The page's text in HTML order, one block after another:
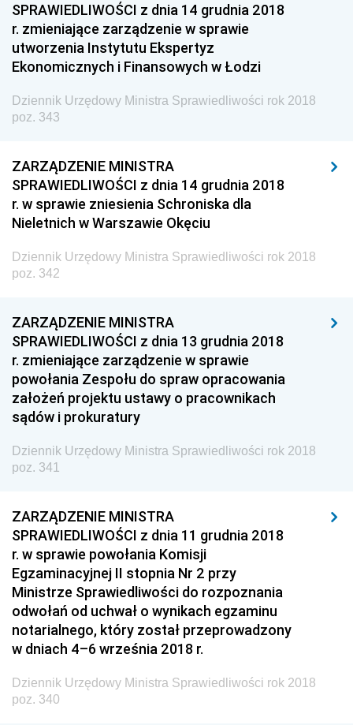
z 18 września 2018 pozycja 269
z 14 września 2018 pozycja 268
z 11 września 2018 pozycja 267
z 7 września 2018 pozycja 266
z 4 września 2018 pozycja 259
z 30 sierpnia 2018 pozycje 235-258
z 28 sierpnia 2018 pozycje 229-234
z 24 sierpnia 2018 pozycje 227-228
z 14 sierpnia 2018 pozycja 224
z 10 sierpnia 2018 pozycje 222-223
z 6 sierpnia 2018 pozycja 221
z 2 sierpnia 2018 pozycje 214-220
z 31 lipca 2018 pozycje 211-213
z 20 lipca 2018 pozycja 208
z 19 lipca 2018 pozycja 207
z 12 lipca 2018 pozycja 206
z 11 lipca 2018 pozycja 205
z 6 lipca 2018 pozycje 203-204
z 22 czerwca 2018 pozycja 197
SPRAWIEDLIWOŚCI z dnia 14 grudnia 2018
r. zmieniające zarządzenie w sprawie
utworzenia Instytutu Ekspertyz
Ekonomicznych i Finansowych w Łodzi
Dziennik Urzędowy Ministra Sprawiedliwości rok 2018
poz. 343
ZARZĄDZENIE MINISTRA
SPRAWIEDLIWOŚCI z dnia 14 grudnia 2018
r. w sprawie zniesienia Schroniska dla
Nieletnich w Warszawie Okęciu
Dziennik Urzędowy Ministra Sprawiedliwości rok 2018
poz. 342
ZARZĄDZENIE MINISTRA
SPRAWIEDLIWOŚCI z dnia 13 grudnia 2018
r. zmieniające zarządzenie w sprawie
powołania Zespołu do spraw opracowania
założeń projektu ustawy o pracownikach
sądów i prokuratury
Dziennik Urzędowy Ministra Sprawiedliwości rok 2018
poz. 341
ZARZĄDZENIE MINISTRA
SPRAWIEDLIWOŚCI z dnia 11 grudnia 2018
r. w sprawie powołania Komisji
Egzaminacyjnej II stopnia Nr 2 przy
Ministrze Sprawiedliwości do rozpoznania
odwołań od uchwał o wynikach egzaminu
notarialnego, który został przeprowadzony
w dniach 4–6 września 2018 r.
Dziennik Urzędowy Ministra Sprawiedliwości rok 2018
poz. 340